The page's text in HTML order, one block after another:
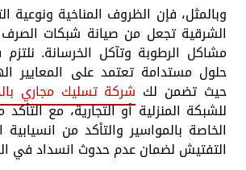
وبالمثل، فإن الظروف المناخية ونوعية
الشرقية تجعل من صيانة شبكات الصرف
مشاكل الرطوبة وتآكل الخرسانة.
حلول مستدامة تعتمد على المعايير
حيث تضمن لك شركة تسليك مجاري
للشبكة المنزلية أو التجارية، مع
الخاصة بالمواسير والتأكد من
التفتيش لضمان عدم حدوث انسداد في